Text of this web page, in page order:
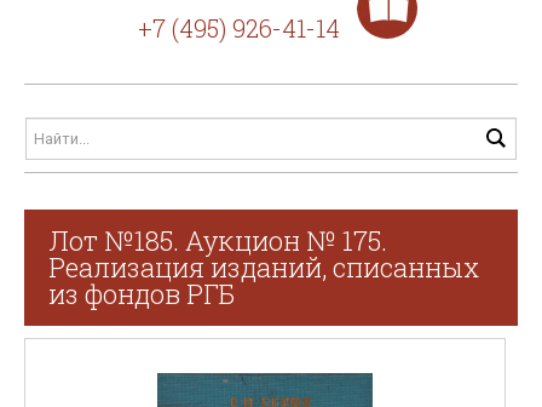
+7 (495) 926-41-14
Лот №185. Аукцион № 175.
Реализация изданий, списанных
из фондов РГБ